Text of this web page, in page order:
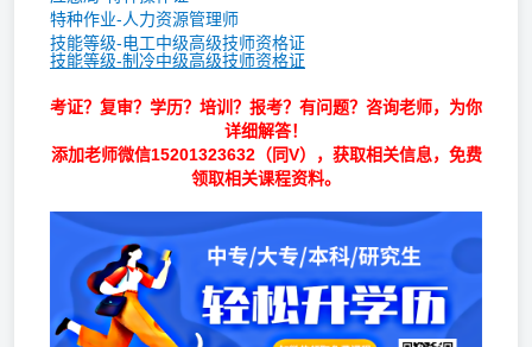
特种作业-人力资源管理师
技能等级-电工中级高级技师资格证
技能等级-制冷中级高级技师资格证
考证？复审？学历？培训？报考？有问题？咨询老师，为你
详细解答！
添加老师微信15201323632（同V），获取相关信息，免费
领取相关课程资料。